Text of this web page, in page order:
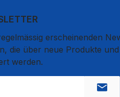
erscheinenden
die über neue Produkte
werden.